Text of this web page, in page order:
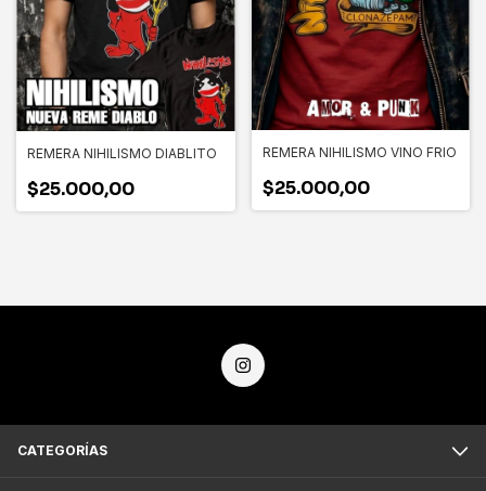
REMERA NIHILISMO DIABLITO
$25.000,00
REMERA NIHILISMO VINO FRIO
$25.000,00
CATEGORÍAS